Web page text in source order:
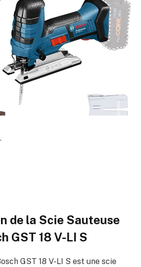
de la Scie Sauteuse
GST 18 V-LI S
GST 18 V-LI S est une scie